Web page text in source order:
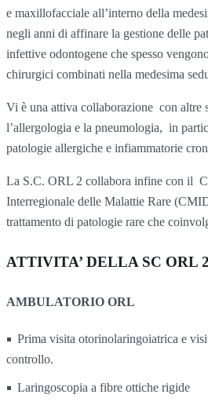
e maxillofacciale all’interno della
negli anni di affinare la gestione delle
infettive odontogene che spesso
chirurgici combinati nella medesima
Vi è una attiva collaborazione con altre
l’allergologia e la pneumologia, in
patologie allergiche e infiammatorie
La S.C. ORL 2 collabora infine con il
Interregionale delle Malattie Rare
trattamento di patologie rare che
ATTIVITA’ DELLA SC ORL 2
AMBULATORIO ORL
Prima visita otorinolaringoiatrica e
controllo.
Laringoscopia a fibre ottiche rigide